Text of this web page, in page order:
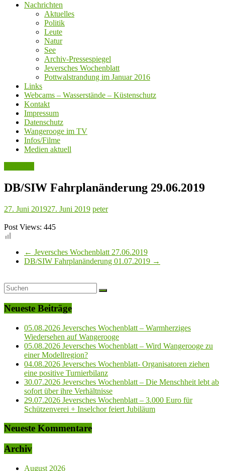
Nachrichten
Aktuelles
Politik
Leute
Natur
See
Archiv-Pressespiegel
Jeversches Wochenblatt
Pottwalstrandung im Januar 2016
Links
Webcams – Wasserstände – Küstenschutz
Kontakt
Impressum
Datenschutz
Wangerooge im TV
Infos/Filme
Medien aktuell
DB/SIW Fahrplanänderung 29.06.2019
27. Juni 201927. Juni 2019 peter
Post Views: 445
← Jeversches Wochenblatt 27.06.2019
DB/SIW Fahrplanänderung 01.07.2019 →
Neueste Beiträge
05.08.2026 Jeversches Wochenblatt – Warmherziges
Wiedersehen auf Wangerooge
05.08.2026 Jeversches Wochenblatt – Wird Wangerooge zu
einer Modellregion?
04.08.2026 Jeversches Wochenblatt- Organisatoren ziehen
eine positive Turnierbilanz
30.07.2026 Jeversches Wochenblatt – Die Menschheit lebt ab
sofort über ihre Verhältnisse
29.07.2026 Jeversches Wochenblatt – 3.000 Euro für
Schützenverei + Inselchor feiert Jubiläum
Neueste Kommentare
Archiv
August 2026